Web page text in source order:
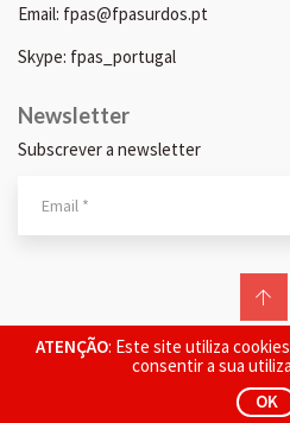
ATENÇÃO: Este site utiliza
consentir a sua
OK
Email: fpas@fpasurdos.pt
Skype: fpas_portugal
Newsletter
Subscrever a newsletter
© 2026 FPAS. Todos os